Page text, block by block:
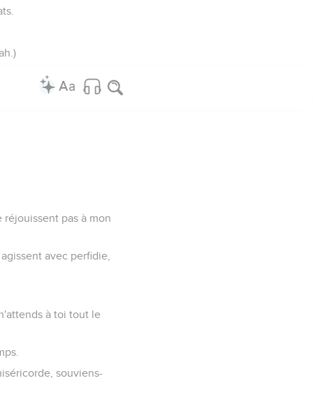
pas à mon
avec perfidie,
à toi tout le
souviens-